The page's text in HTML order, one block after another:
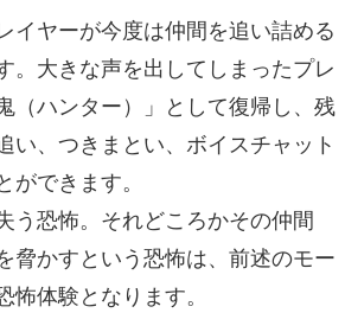
イヤーが今度は仲間を追い詰める
。大きな声を出してしまったプレ
（ハンター）」として復帰し、残
い、つきまとい、ボイスチャット
できます。
う恐怖。それどころかその仲間
脅かすという恐怖は、前述のモー
怖体験となります。